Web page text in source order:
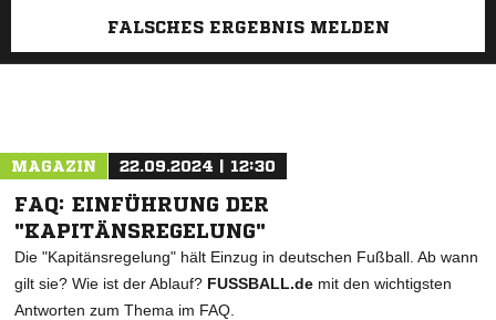
FALSCHES ERGEBNIS MELDEN
MAGAZIN 22.09.2024 | 12:30
FAQ: EINFÜHRUNG DER
"KAPITÄNSREGELUNG"
Die "Kapitänsregelung" hält Einzug in deutschen Fußball. Ab wann
gilt sie? Wie ist der Ablauf? FUSSBALL.de mit den wichtigsten
Antworten zum Thema im FAQ.